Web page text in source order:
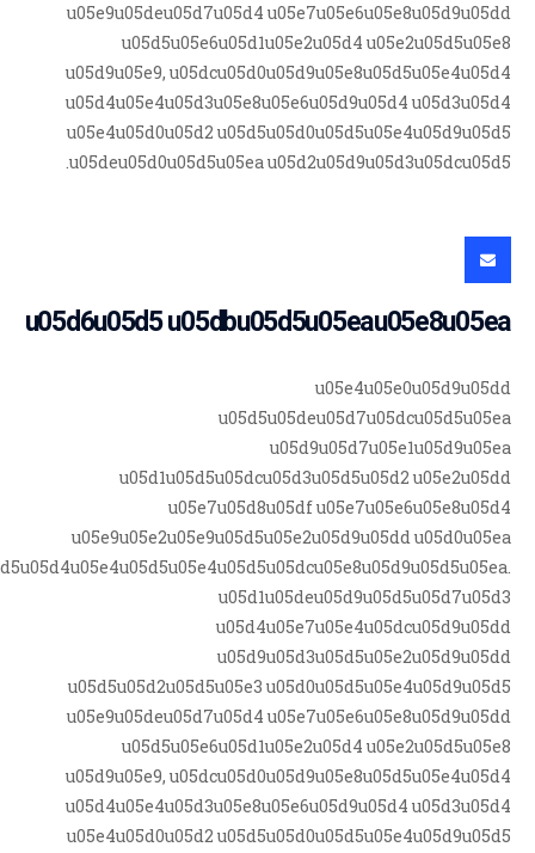
u05e9u05deu05d7u05d4 u05e7u05e6u05e8u05d9u05dd
u05d5u05e6u05d1u05e2u05d4 u05e2u05d5u05e8
u05d9u05e9, u05dcu05d0u05d9u05e8u05d5u05e4u05d4
u05d4u05e4u05d3u05e8u05e6u05d9u05d4 u05d3u05d4
u05e4u05d0u05d2 u05d5u05d0u05d5u05e4u05d9u05d5
u05deu05d0u05d5u05ea u05d2u05d9u05d3u05dcu05d5.
u05d6u05d5 u05dbu05d5u05eau05e8u05ea
u05e4u05e0u05d9u05dd
u05d5u05deu05d7u05dcu05d5u05ea
u05d9u05d7u05e1u05d9u05ea
u05d1u05d5u05dcu05d3u05d5u05d2 u05e2u05dd
u05e7u05d8u05df u05e7u05e6u05e8u05d4
u05e9u05e2u05e9u05d5u05e2u05d9u05dd u05d0u05ea
u05d1u05deu05d9u05d5u05d7u05d3
u05d4u05e7u05e4u05dcu05d9u05dd
u05d9u05d3u05d5u05e2u05d9u05dd
u05d5u05d2u05d5u05e3 u05d0u05d5u05e4u05d9u05d5
u05e9u05deu05d7u05d4 u05e7u05e6u05e8u05d9u05dd
u05d5u05e6u05d1u05e2u05d4 u05e2u05d5u05e8
u05d9u05e9, u05dcu05d0u05d9u05e8u05d5u05e4u05d4
u05d4u05e4u05d3u05e8u05e6u05d9u05d4 u05d3u05d4
u05e4u05d0u05d2 u05d5u05d0u05d5u05e4u05d9u05d5